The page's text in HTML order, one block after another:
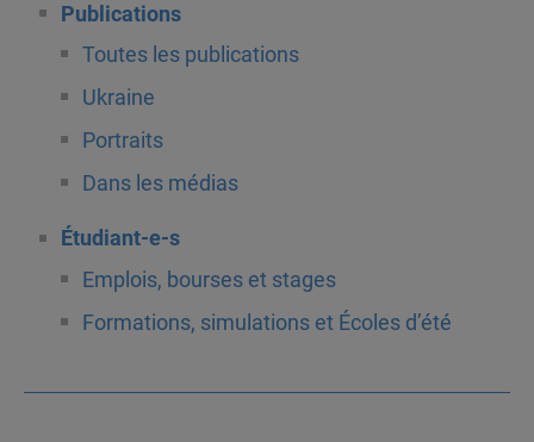
Publications
Toutes les publications
Ukraine
Portraits
Dans les médias
Étudiant-e-s
Emplois, bourses et stages
Formations, simulations et Écoles d’été